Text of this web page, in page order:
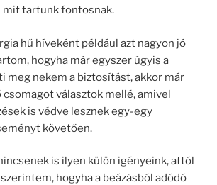
mit tartunk fontosnak.
hű híveként például azt nagyon jó
hogyha már egyszer úgyis a
meg nekem a biztosítást, akkor már
választok mellé, amivel
is védve lesznek egy-egy
követően.
is ilyen külön igényeink, attól
hogyha a beázásból adódó